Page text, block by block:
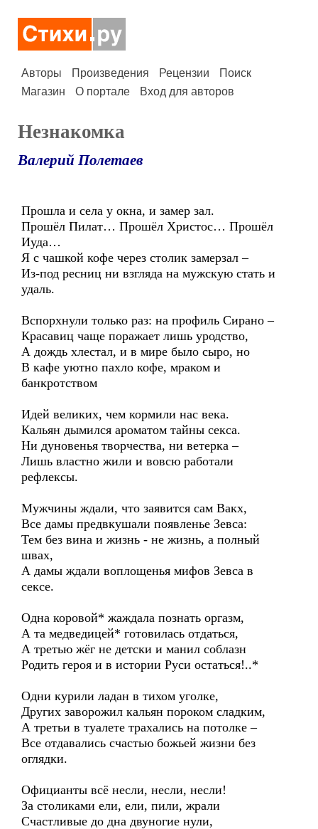
Авторы Произведения Рецензии
Поиск
Магазин
О портале Вход для авторов
Незнакомка
Валерий Полетаев
Прошла и села у окна, и замер зал.
Прошёл Пилат… Прошёл Христос… Прошёл
Иуда…
Я с чашкой кофе через столик замерзал –
Из-под ресниц ни взгляда на мужскую стать и
удаль.
Вспорхнули только раз: на профиль Сирано –
Красавиц чаще поражает лишь уродство,
А дождь хлестал, и в мире было сыро, но
В кафе уютно пахло кофе, мраком и
банкротством
Идей великих, чем кормили нас века.
Кальян дымился ароматом тайны секса.
Ни дуновенья творчества, ни ветерка –
Лишь властно жили и вовсю работали
рефлексы.
Мужчины ждали, что заявится сам Вакх,
Все дамы предвкушали появленье Зевса:
Тем без вина и жизнь - не жизнь, а полный
швах,
А дамы ждали воплощенья мифов Зевса в
сексе.
Одна коровой* жаждала познать оргазм,
А та медведицей* готовилась отдаться,
А третью жёг не детски и манил соблазн
Родить героя и в истории Руси остаться!..*
Одни курили ладан в тихом уголке,
Других заворожил кальян пороком сладким,
А третьи в туалете трахались на потолке –
Все отдавались счастью божьей жизни без
оглядки.
Официанты всё несли, несли, несли!
За столиками ели, ели, пили, жрали
Счастливые до дна двуногие нули,